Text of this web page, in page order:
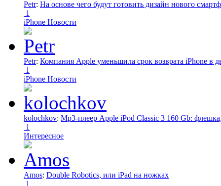
Petr: На основе чего будут готовить дизайн нового
1
iPhone Новости
Petr: Компания Apple уменьшила срок возврата iPhone в
1
iPhone Новости
kolochkov: Mp3-плеер Apple iPod Classic 3 160 Gb:
1
Интересное
Amos: Double Robotics, или iPad на ножках
1